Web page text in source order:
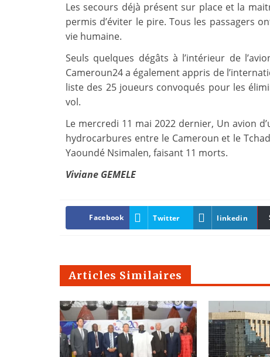
Les secours déjà présent sur place et la
permis d’éviter le pire. Tous les passagers
vie humaine.
Seuls quelques dégâts à l’intérieur de
Cameroun24 a également appris de
liste des 25 joueurs convoqués pour les
vol.
Le mercredi 11 mai 2022 dernier, Un avion
hydrocarbures entre le Cameroun et le
Yaoundé Nsimalen, faisant 11 morts.
Viviane GEMELE
Facebook Twitter linkedin
Articles Similaires